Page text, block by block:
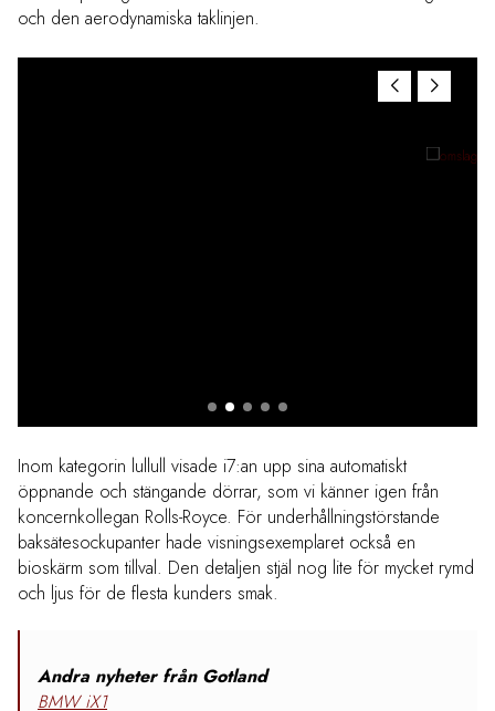
och den aerodynamiska taklinjen.
Inom kategorin lullull visade i7:an upp sina automatiskt
öppnande och stängande dörrar, som vi känner igen från
koncernkollegan Rolls-Royce. För underhållningstörstande
baksätesockupanter hade visningsexemplaret också en
bioskärm som tillval. Den detaljen stjäl nog lite för mycket rymd
och ljus för de flesta kunders smak.
Andra nyheter från Gotland
BMW iX1